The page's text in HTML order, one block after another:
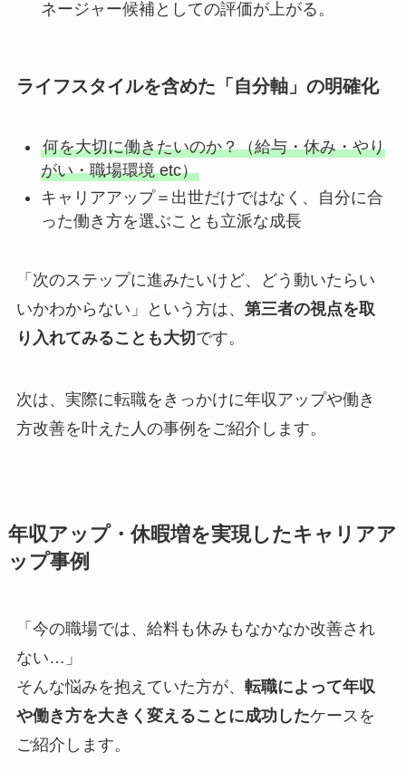
ネージャー候補としての評価が上がる。
ライフスタイルを含めた「自分軸」の明確化
何を大切に働きたいのか？（給与・休み・やり
がい・職場環境 etc）
キャリアアップ＝出世だけではなく、自分に合
った働き方を選ぶことも立派な成長
「次のステップに進みたいけど、どう動いたらい
いかわからない」という方は、 第三者の視点を取
り入れてみることも大切です。
次は、実際に転職をきっかけに年収アップや働き
方改善を叶えた人の事例をご紹介します。
年収アップ・休暇増を実現したキャリアア
ップ事例
「今の職場では、給料も休みもなかなか改善され
ない…」
そんな悩みを抱えていた方が、 転職によって年収
や働き方を大きく変えることに成功したケースを
ご紹介します。